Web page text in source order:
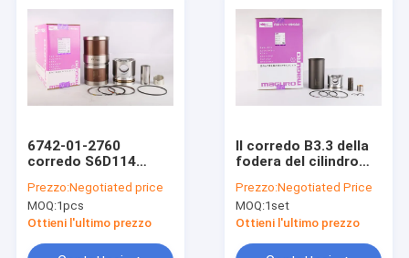
6742-01-2760
corredo S6D114
manica del cilindro
per il motore di
KOMATSU
Prezzo:Negotiated price
MOQ:1pcs
Ottieni l'ultimo prezzo
Il corredo B3.3 della
fodera del cilindro
adattato per il
diametro 95mm di
Cummins Engine
Prezzo:Negotiated Price
MOQ:1set
Ottieni l'ultimo prezzo